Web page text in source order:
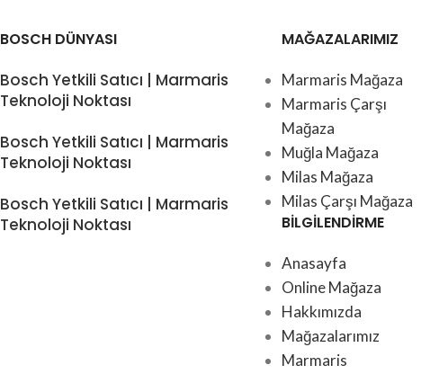
BOSCH DÜNYASI
Bosch Yetkili Satıcı | Marmaris
Teknoloji Noktası
Bosch Yetkili Satıcı | Marmaris
Teknoloji Noktası
Bosch Yetkili Satıcı | Marmaris
Teknoloji Noktası
MAĞAZALARIMIZ
Marmaris Mağaza
Marmaris Çarşı
Mağaza
Muğla Mağaza
Milas Mağaza
Milas Çarşı Mağaza
BİLGİLENDİRME
Anasayfa
Online Mağaza
Hakkımızda
Mağazalarımız
Marmaris